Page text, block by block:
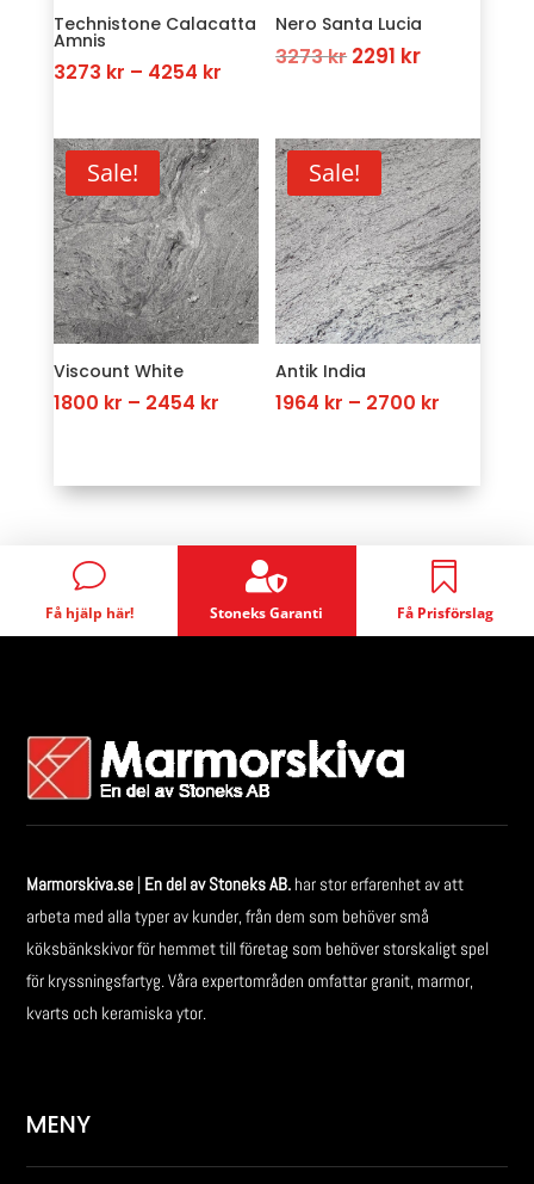
Technistone Calacatta
Amnis
3273 kr – 4254 krPrice
3273 kr
through
4254 kr
Nero Santa Lucia
3273kr Original
3273 kr.
2291 krCurrent
2291 kr.
Sale!
Viscount White
1800 kr – 2454 krPrice
through
Sale!
Antik India
1964 kr – 2700 kr
through
v
Få hjälp här!

Stoneks Garanti

Få Prisförslag
Marmorskiva.se | En del av Stoneks AB.har stor erfarenhet av att
arbeta med alla typer av kunder, från dem som behöver små
köksbänkskivor för hemmet till företag som behöver storskaligt spel
för kryssningsfartyg. Våra expertområden omfattar granit, marmor,
kvarts och keramiska ytor.
MENY